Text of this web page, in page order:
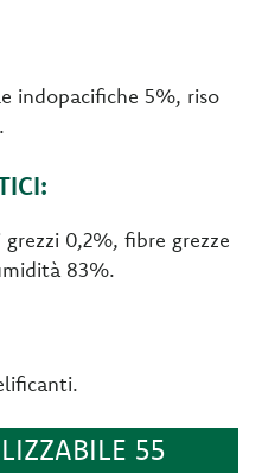
indopacifiche 5%, riso
0,2%, fibre grezze
83%.
55